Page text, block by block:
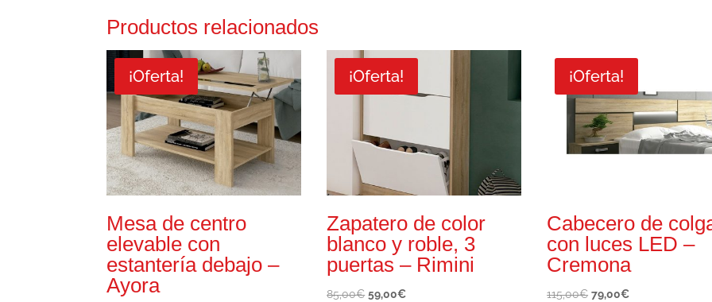
Productos relacionados
¡Oferta!
Mesa de centro
elevable con
estantería debajo –
Ayora
¡Oferta!
Zapatero de color
blanco y roble, 3
puertas – Rimini
85,00€ El
59,00€El
¡Oferta!
Cabecero de
con luces LED –
Cremona
115,00€ El
79,00€El